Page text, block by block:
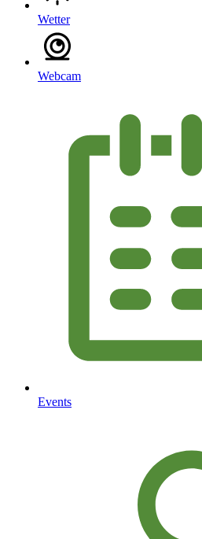
Wetter
Webcam
Events